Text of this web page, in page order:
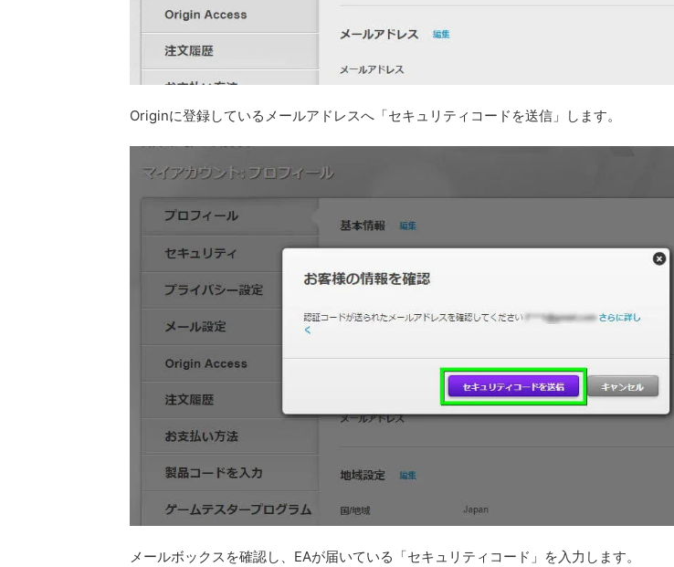
Originに登録しているメールアドレスへ「セキュリティコードを送信」します。
メールボックスを確認し、EAが届いている「セキュリティコード」を入力します。